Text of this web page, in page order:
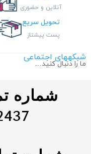
آنلاین و حضوری
تحویل سریع
پست پیشتاز
شبکههای اجتماعی
ما را دنبال کنید…
شماره